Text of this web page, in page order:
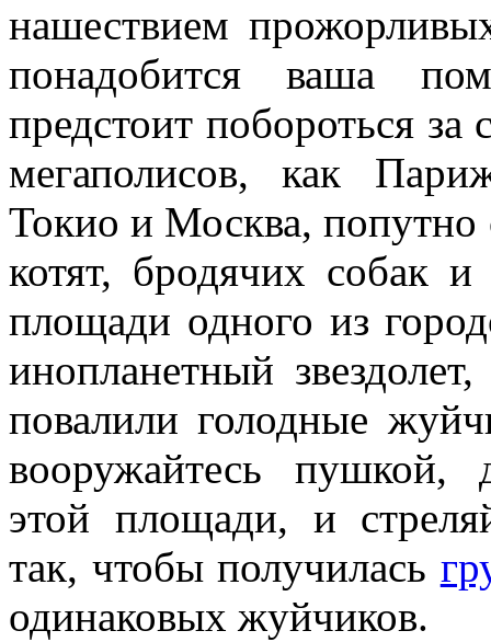
нашествием
понадобится ваша
предстоит побороться за
мегаполисов, как
Токио и Москва,
котят, бродячих собак
площади одного из
инопланетный
повалили голодные
вооружайтесь пушкой,
этой площади, и
так, чтобы получилась
одинаковых жуйчиков.